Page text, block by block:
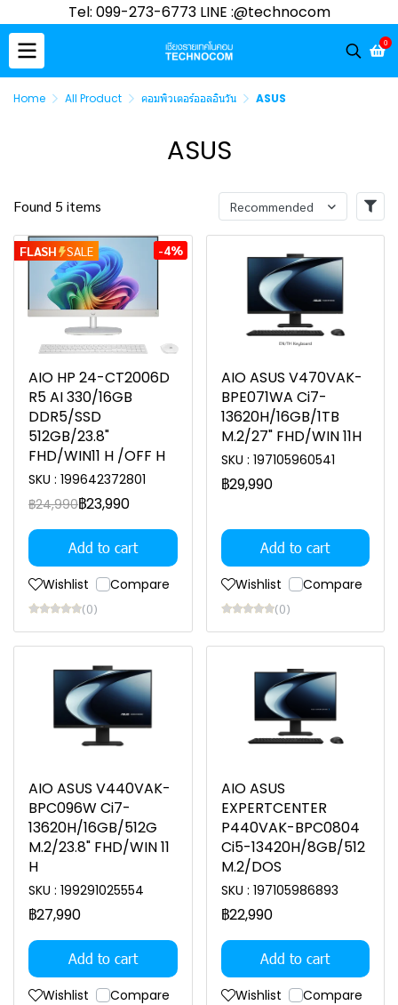
Tel: 099-273-6773 LINE :@technocom
0
Home All Product คอมพิวเตอร์ออลอินวัน ASUS
ASUS
Found 5 items Recommended
FLASH SALE -4%
AIO HP 24-CT2006D
R5 AI 330/16GB
DDR5/SSD
512GB/23.8"
FHD/WIN11 H /OFF H
SKU : 199642372801
฿24,990฿23,990
Add to cart
Wishlist Compare
(0)
AIO ASUS V470VAK-
BPE071WA Ci7-
13620H/16GB/1TB
M.2/27" FHD/WIN 11H
SKU : 197105960541
฿29,990
Add to cart
Wishlist Compare
(0)
AIO ASUS V440VAK-
BPC096W Ci7-
13620H/16GB/512G
M.2/23.8" FHD/WIN 11
H
SKU : 199291025554
฿27,990
Add to cart
Wishlist Compare
AIO ASUS
EXPERTCENTER
P440VAK-BPC0804
Ci5-13420H/8GB/512
M.2/DOS
SKU : 197105986893
฿22,990
Add to cart
Wishlist Compare